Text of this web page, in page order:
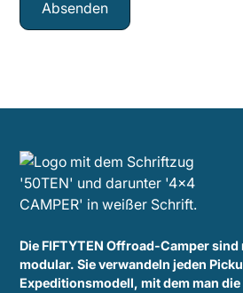
Die FIFTYTEN Offroad-Camper
modular. Sie verwandeln jeden
Expeditionsmodell, mit dem man